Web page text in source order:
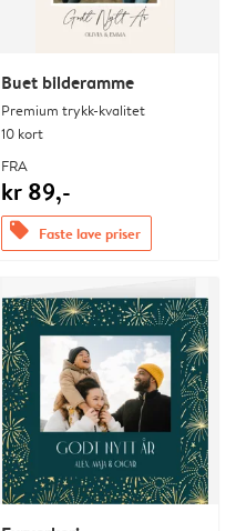
Buet bilderamme
Premium trykk-kvalitet
10 kort
FRA
kr 89,-
offers Faste lave priser